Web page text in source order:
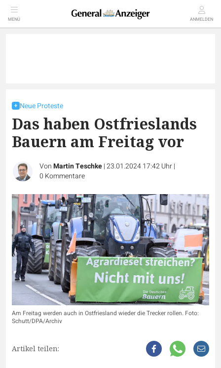
MENÜ ANMELDEN
Neue Proteste
Das haben Ostfrieslands
Bauern am Freitag vor
VonMartin Teschke|23.01.2024 17:42 Uhr|
0 Kommentare
Am Freitag werden auch in Ostfriesland wieder die Trecker rollen. Foto:
Schutt/DPA/Archiv
Artikel teilen: